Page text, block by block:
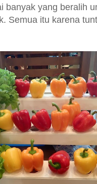
banyak yang beralih
Semua itu karena